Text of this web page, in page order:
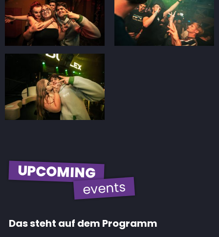
UPCOMING
events
Das steht auf dem Programm